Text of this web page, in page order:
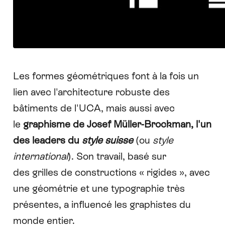
Les formes géométriques font à la fois un
lien avec l'architecture robuste des
bâtiments de l'UCA, mais aussi avec
le graphisme de Josef Müller-Brockman, l'un
des leaders du style suisse(ou style
international). Son travail, basé sur
des grilles de constructions « rigides », avec
une géométrie et une typographie très
présentes, a influencé les graphistes du
monde entier.